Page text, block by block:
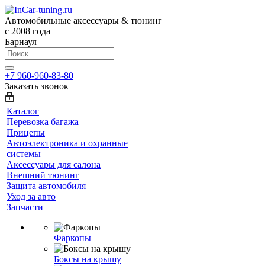
Автомобильные аксессуары & тюнинг
с 2008 года
Барнаул
+7 960-960-83-80
Заказать звонок
Каталог
Перевозка багажа
Прицепы
Автоэлектроника и охранные
системы
Аксессуары для салона
Внешний тюнинг
Защита автомобиля
Уход за авто
Запчасти
Фаркопы
Боксы на крышу